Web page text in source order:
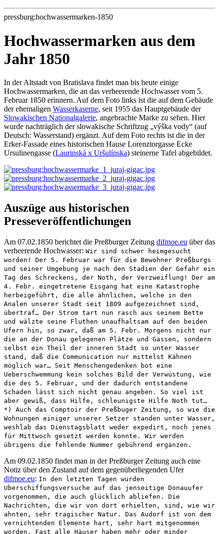
pressburg:hochwassermarken-1850
Hochwassermarken aus dem
Jahr 1850
In der Altstadt von Bratislava findet man bis heute einige
Hochwassermarken, die an das verheerende Hochwasser vom 5.
Februar 1850 erinnern. Auf dem Foto links ist die auf dem Gebäude
der ehemaligen Wasserkaserne, seit 1955 das Hauptgebäude der
Slowakischen Nationalgalerie, angebrachte Marke zu sehen. Hier
wurde nachträglich der slowakische Schriftzug „výška vody“ (auf
Deutsch: Wasserstand) ergänzt. Auf dem Foto rechts ist die in der
Erker-Fassade eines historischen Hause Lorenztorgasse Ecke
Ursulinengasse (Laurinská x Uršulínska) steinerne Tafel abgebildet.
Auszüge aus historischen
Presseveröffentlichungen
Am 07.02.1850 berichtet die Preßburger Zeitung difmoe.eu über das
verheerende Hochwasser: Wir sind schwer heimgesucht
worden! Der 5. Februar war für die Bewohner Preßburgs
und seiner Umgebung je nach den Stadien der Gefahr ein
Tag des Schreckens, der Noth, der Verzweiflung! Der am
4. Febr. eingetretene Eisgang hat eine Katastrophe
herbeigeführt, die alle ähnlichen, welche in den
Analen unserer Stadt seit 1809 aufgezeichnet sind,
übertraf… Der Strom tart nun rasch aus seinem Bette
und wälzte seine Fluthen unaufhaltsam auf den beiden
Ufern hin, so zwar, daß am 5. Febr. Morgens nicht nur
die an der Donau gelegenen Plätze und Gassen, sondern
selbst ein Theil der inneren Stadt so unter Wasser
stand, daß die Communication nur mittelst Kähnen
möglich war… Seit Menschengedenken bot eine
Ueberschwemmung kein solches Bild der Verwüstung, wie
die des 5. Februar, und der dadurch entstandene
Schaden lässt sich nicht genau angeben. So viel ist
aber gewiß, dass Hilfe, schleunigste Hilfe Noth tut…
*) Auch das Comptoir der Preßbuger Zeitung, so wie die
Wohnungen einiger unserer Setzer standen unter Wasser,
weshlab das Dienstagsblatt weder expedirt, noch jenes
für Mittwoch gesetzt werden konnte. Wir werden
übrigens die fehlende Nummer gebührend ergänzen.
Am 09.02.1850 findet man in der Preßburger Zeitung auch eine
Notiz über den Zustand auf dem gegenüberliegenden Ufer
difmoe.eu: In den letzten Tagen wurden
Uberschiffungsversuche auf das jenseitige Donauufer
vorgenommen, die auch glücklich abliefen. Die
Nachrichten, die wir von dort erhielten, sind, wie wir
ahnten, sehr tragischer Natur. Das Audorf ist von dem
vernichtenden Elemente hart, sehr hart mitgenommen
worden. Fast alle Häuser haben mehr oder minder